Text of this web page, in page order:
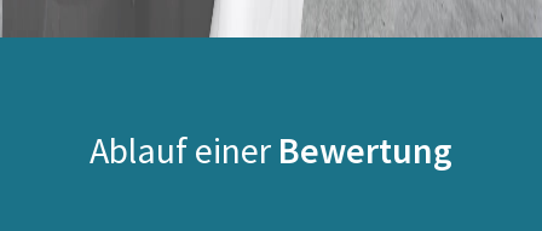
Ablauf einer Bewertung